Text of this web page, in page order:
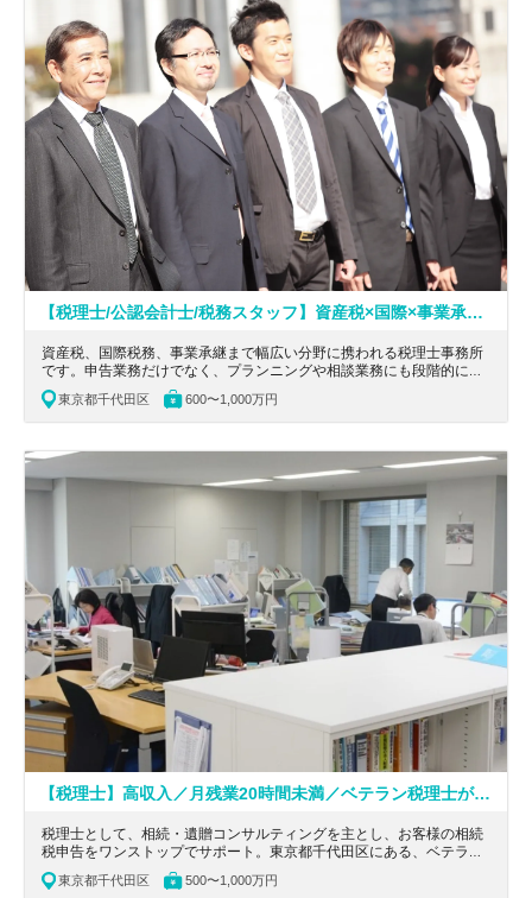
【税理士/公認会計士/税務スタッフ】資産税×国際×事業承継──専門性を立体的に積み上げられる事務所／育成体制充実・リモート週2可・税理士／会計士と高度案件に挑める税理士事務所
資産税、国際税務、事業承継まで幅広い分野に携われる税理士事務所
です。申告業務だけでなく、プランニングや相談業務にも段階的に関
わることができ、経験の広がりを実感しやすい環境です。未経験分野
があっても学べる体制が整っており、有資格者も多く在籍しているた
め相談しやすい点も魅力です。リモートは週2日まで利用できます。
東京都千代田区 600〜1,000万円
【税理士】高収入／月残業20時間未満／ベテラン税理士が多数在籍／相続・遺贈コンサルティングを主とし、 相続税申告をワンストップでサポートする税理士法人
税理士として、相続・遺贈コンサルティングを主とし、お客様の相続
税申告をワンストップでサポート。東京都千代田区にある、ベテラン
税理士が多数在籍、高い満足度を獲得している税理士事務所の求人で
す。東京都千代田区 500〜1,000万円